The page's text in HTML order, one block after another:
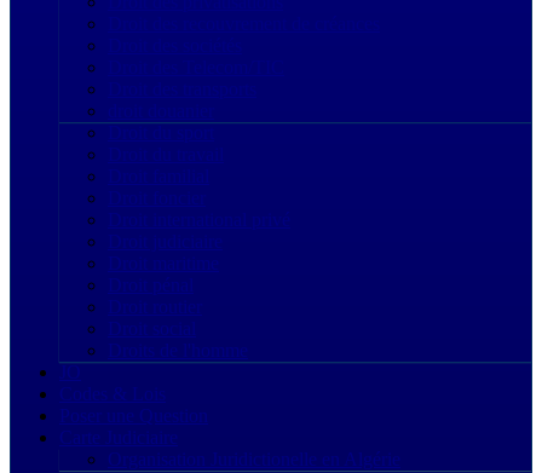
Droit maritime
Droit pénal
Droit routier
Droit social
Droits de l'homme
JO
Codes & Lois
Poser une Question
Carte Judiciaire
Organisation Juridictionelle en Algérie